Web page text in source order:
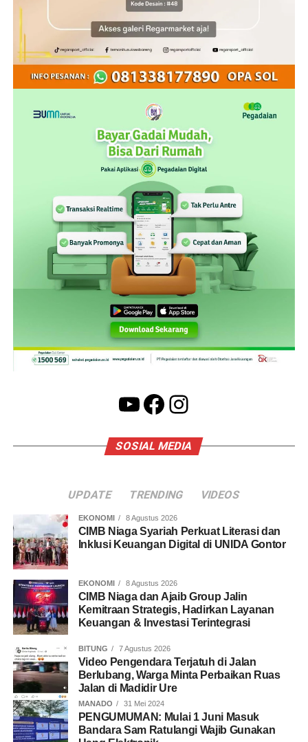
YouTube
Facebook
Instagram
SOSIAL MEDIA
UPDATE TRENDING VIDEOS
EKONOMI 8 Agustus 2026
CIMB Niaga Syariah Perkuat Literasi dan
Inklusi Keuangan Digital di UNIDA Gontor
EKONOMI 8 Agustus 2026
CIMB Niaga dan Ajaib Group Jalin
Kemitraan Strategis, Hadirkan Layanan
Keuangan & Investasi Terintegrasi
BITUNG 7 Agustus 2026
Video Pengendara Terjatuh di Jalan
Berlubang, Warga Minta Perbaikan Ruas
Jalan di Madidir Ure
MANADO 31 Mei 2024
PENGUMUMAN: Mulai 1 Juni Masuk
Bandara Sam Ratulangi Wajib Gunakan